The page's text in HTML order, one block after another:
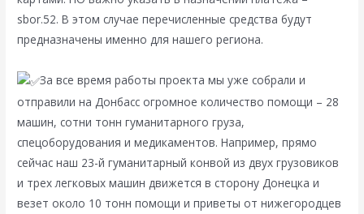
sbor.52. В этом случае перечисленные средства будут
предназначены именно для нашего региона.
За все время работы проекта мы уже собрали и
отправили на Донбасс огромное количество помощи – 28
машин, сотни тонн гуманитарного груза,
спецоборудования и медикаментов. Например, прямо
сейчас наш 23-й гуманитарный конвой из двух грузовиков
и трех легковых машин движется в сторону Донецка и
везет около 10 тонн помощи и приветы от нижегородцев